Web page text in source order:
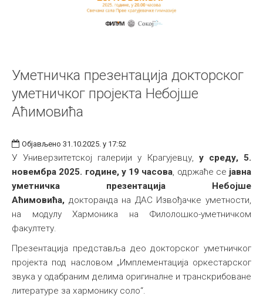
Уметничка презентација докторског
уметничког пројекта Небојше
Аћимовића
Објављено 31.10.2025. у 17:52
У Универзитетској галерији у Крагујевцу, у среду, 5.
новембра 2025. године, у 19 часова, одржаће се јавна
уметничка презентација Небојше
Аћимовића, докторанда на ДАС Извођачке уметности,
на модулу Хармоника на Филолошко-уметничком
факултету.
Презентација представља део докторског уметничког
пројекта под насловом „Имплементација оркестарског
звука у одабраним делима оригиналне и транскрибоване
литературе за хармонику соло“.